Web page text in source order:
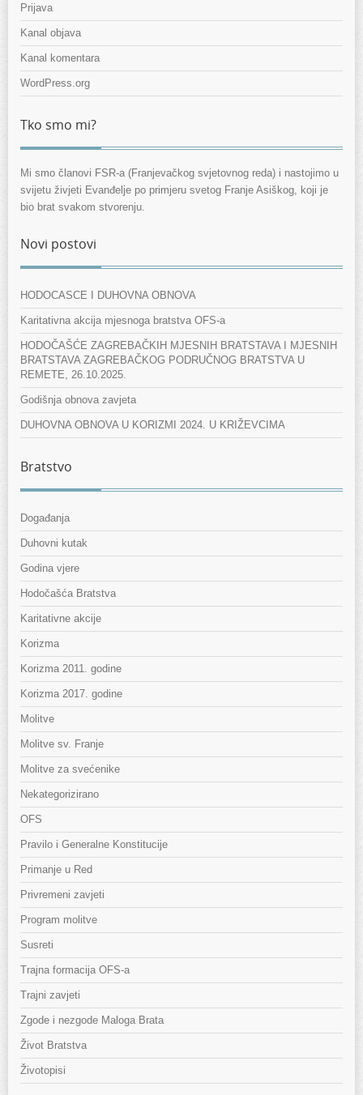
Prijava
Kanal objava
Kanal komentara
WordPress.org
Tko smo mi?
Mi smo članovi FSR-a (Franjevačkog svjetovnog reda) i nastojimo u
svijetu živjeti Evanđelje po primjeru svetog Franje Asiškog, koji je
bio brat svakom stvorenju.
Novi postovi
HODOCASCE I DUHOVNA OBNOVA
Karitativna akcija mjesnoga bratstva OFS-a
HODOČAŠĆE ZAGREBAČKIH MJESNIH BRATSTAVA I MJESNIH
BRATSTAVA ZAGREBAČKOG PODRUČNOG BRATSTVA U
REMETE, 26.10.2025.
Godišnja obnova zavjeta
DUHOVNA OBNOVA U KORIZMI 2024. U KRIŽEVCIMA
Bratstvo
Događanja
Duhovni kutak
Godina vjere
Hodočašća Bratstva
Karitativne akcije
Korizma
Korizma 2011. godine
Korizma 2017. godine
Molitve
Molitve sv. Franje
Molitve za svećenike
Nekategorizirano
OFS
Pravilo i Generalne Konstitucije
Primanje u Red
Privremeni zavjeti
Program molitve
Susreti
Trajna formacija OFS-a
Trajni zavjeti
Zgode i nezgode Maloga Brata
Život Bratstva
Životopisi